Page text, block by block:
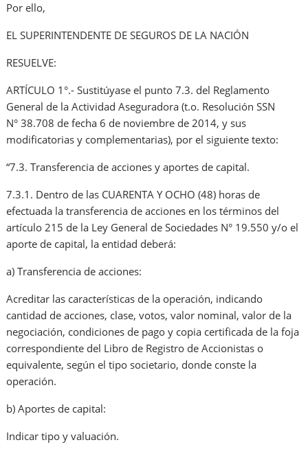
Por ello,
EL SUPERINTENDENTE DE SEGUROS DE LA NACIÓN
RESUELVE:
ARTÍCULO 1°.- Sustitúyase el punto 7.3. del Reglamento
General de la Actividad Aseguradora (t.o. Resolución SSN
N° 38.708 de fecha 6 de noviembre de 2014, y sus
modificatorias y complementarias), por el siguiente texto:
“7.3. Transferencia de acciones y aportes de capital.
7.3.1. Dentro de las CUARENTA Y OCHO (48) horas de
efectuada la transferencia de acciones en los términos del
artículo 215 de la Ley General de Sociedades N° 19.550 y/o el
aporte de capital, la entidad deberá:
a) Transferencia de acciones:
Acreditar las características de la operación, indicando
cantidad de acciones, clase, votos, valor nominal, valor de la
negociación, condiciones de pago y copia certificada de la foja
correspondiente del Libro de Registro de Accionistas o
equivalente, según el tipo societario, donde conste la
operación.
b) Aportes de capital:
Indicar tipo y valuación.